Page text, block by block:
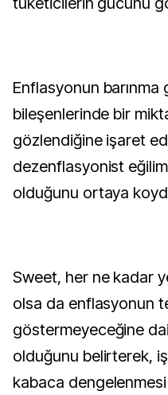
Enflasyonun barınma
bileşenlerinde bir
gözlendiğine işaret
dezenflasyonist
olduğunu ortaya
Sweet, her ne kadar
olsa da enflasyonun
göstermeyeceğine
olduğunu belirterek, iş
kabaca